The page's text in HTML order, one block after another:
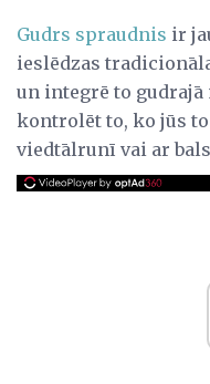
Gudrs spraudnis ir
ieslēdzas
un integrē to
kontrolēt to, ko jūs
viedtālrunī vai ar